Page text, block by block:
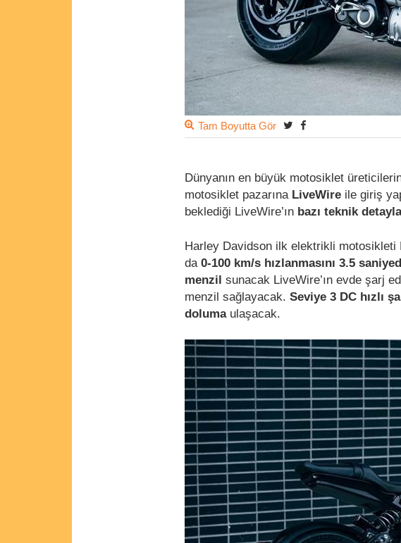
Tam Boyutta Gör
Dünyanın en büyük motosiklet
motosiklet pazarına LiveWire ile giriş
beklediği LiveWire’ın bazı teknik
Harley Davidson ilk elektrikli motosikleti
da 0-100 km/s hızlanmasını 3.5
menzil sunacak LiveWire’ın evde şarj
menzil sağlayacak. Seviye 3 DC hızlı
doluma ulaşacak.